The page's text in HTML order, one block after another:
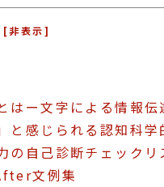
[非表示]
はー文字による情報伝
と感じられる認知科学
の自己診断チェックリ
文例集